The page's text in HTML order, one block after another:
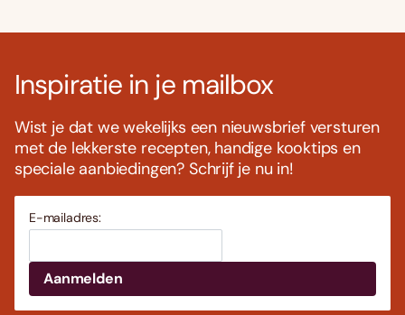
Inspiratie in je mailbox
Wist je dat we wekelijks een nieuwsbrief versturen
met de lekkerste recepten, handige kooktips en
speciale aanbiedingen? Schrijf je nu in!
E-mailadres: